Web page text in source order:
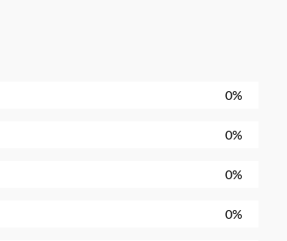
0%
0%
0%
0%